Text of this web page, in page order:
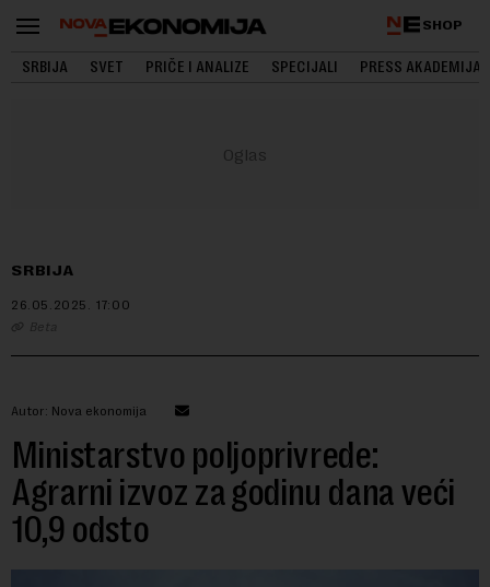
SHOP
SRBIJA SVET PRIČE I ANALIZE SPECIJALI PRESS AKADEMIJA
SRBIJA
26.05.2025. 17:00
Beta
Autor: Nova ekonomija
Ministarstvo poljoprivrede:
Agrarni izvoz za godinu dana veći
10,9 odsto